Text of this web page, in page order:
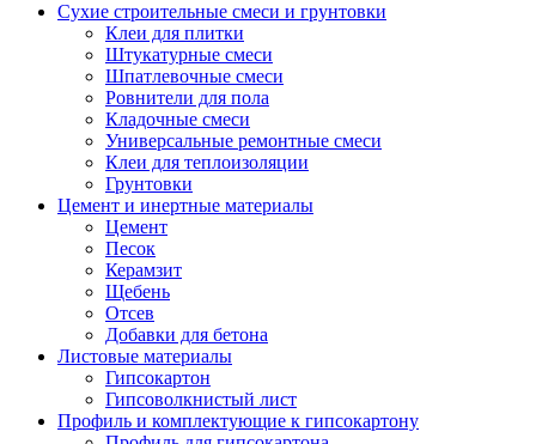
Сухие строительные смеси и грунтовки
Клеи для плитки
Штукатурные смеси
Шпатлевочные смеси
Ровнители для пола
Кладочные смеси
Универсальные ремонтные смеси
Клеи для теплоизоляции
Грунтовки
Цемент и инертные материалы
Цемент
Песок
Керамзит
Щебень
Отсев
Добавки для бетона
Листовые материалы
Гипсокартон
Гипсоволкнистый лист
Профиль и комплектующие к гипсокартону